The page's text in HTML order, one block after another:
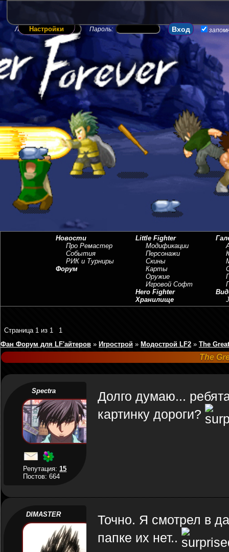
Логин: Пароль:
Настройки
Новости
Про Ремастер
События
РИК и Турниры
Форум
Little Fighter
Модификации
Персонажи
Скины
Карты
Оружие
Игровой Софт
Hero Fighter
Хранилище
Страница 1 из 1
1
Фан Форум для LF'айтеров » Игрострой » Модострой LF2 » The
The
Spectra
Репутация:15
Постов: 664
Долго думаю...
картинку дороги?
DIMASTER
Точно. Я смотрел в
папке их нет..